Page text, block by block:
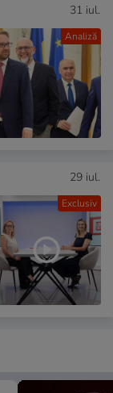
Analiză
31 iul.
Exclusiv
29 iul.